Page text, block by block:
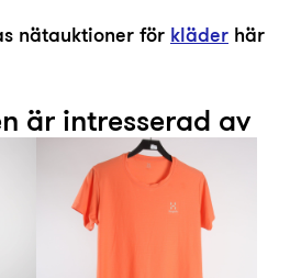
nätauktioner för kläder här
är intresserad av